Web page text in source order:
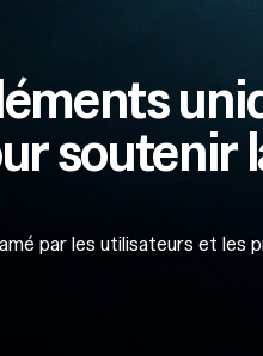
soutenir
par les utilisateurs et les